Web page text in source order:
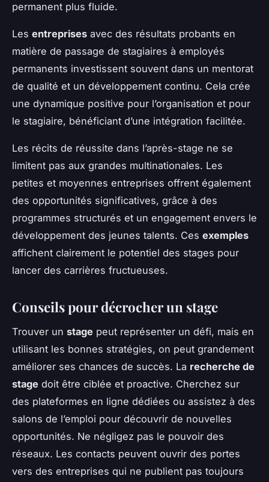
permanent plus fluide.
Les entreprises avec des résultats probants en
matière de passage de stagiaires à employés
permanents investissent souvent dans un mentorat
de qualité et un développement continu. Cela crée
une dynamique positive pour l’organisation et pour
le stagiaire, bénéficiant d’une intégration facilitée.
Les récits de réussite dans l’après-stage ne se
limitent pas aux grandes multinationales. Les
petites et moyennes entreprises offrent également
des opportunités significatives, grâce à des
programmes structurés et un engagement envers le
développement des jeunes talents. Ces exemples
affichent clairement le potentiel des stages pour
lancer des carrières fructueuses.
Conseils pour décrocher un stage
Trouver un stage peut représenter un défi, mais en
utilisant les bonnes stratégies, on peut grandement
améliorer ses chances de succès. La recherche de
stage doit être ciblée et proactive. Cherchez sur
des plateformes en ligne dédiées ou assistez à des
salons de l’emploi pour découvrir de nouvelles
opportunités. Ne négligez pas le pouvoir des
réseaux. Les contacts peuvent ouvrir des portes
vers des entreprises qui ne publient pas toujours